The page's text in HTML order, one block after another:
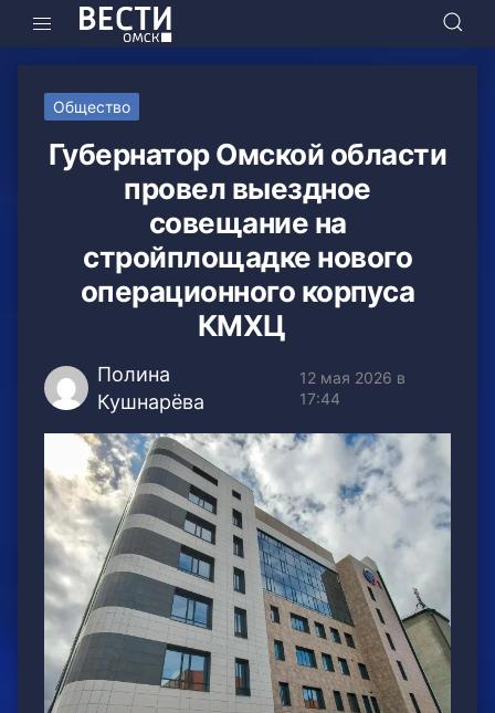
Общество
Губернатор Омской области
провел выездное
совещание на
стройплощадке нового
операционного корпуса
КМХЦ
Полина
Кушнарёва
12 мая 2026 в
17:44